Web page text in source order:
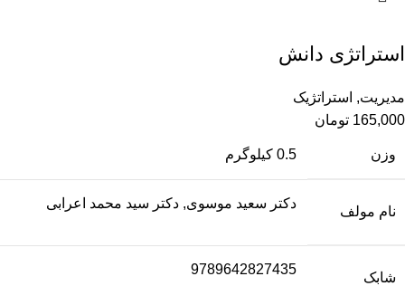
استراتژی دانش
مدیریت, استراتژیک
165,000 تومان
وزن 0.5 کیلوگرم
نام مولف
دکتر سعید موسوی, دکتر سید محمد اعرابی
شابک
9789642827435